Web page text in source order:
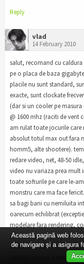
Reply
vlad
14 February 2010
salut, recomand cu
pe o placa de baza
placile nu sunt standard,
exacte, sunt clockate
(dar si un cooler pe
@ 1600 mhz (raciti de vent
am rulat toate jocurile care
absolut totul max out fara
homm5, alte shootere).
redare video, net, 48-50
video nu variaza prea mult
toate softurile pe care le-
monstru care ma face
sa bagi bani cu nemiluita
oarecum echilibrat
modelare fara rendering,
poate sa si lipseasca). eu
avut motivele mele. job-ul
configuratie ca a mea
Această pagină web
de navigare și a asigura